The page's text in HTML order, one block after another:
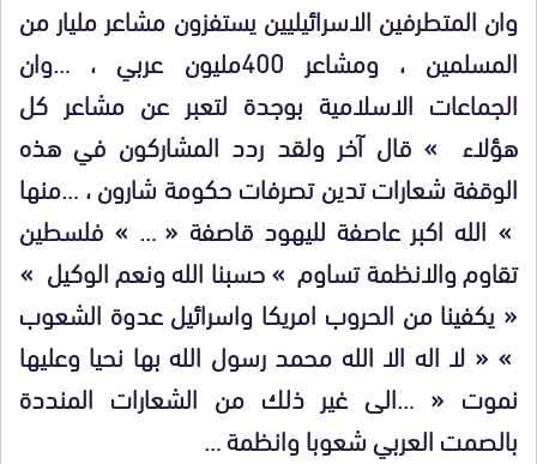
وان المتطرفين الاسرائيليين يستفزون مشاعر مليار من
المسلمين ، ومشاعر 400مليون عربي ، …وان
الجماعات الاسلامية بوجدة لتعبر عن مشاعر كل
هؤلاء » قال آخر ولقد ردد المشاركون في هذه
الوقفة شعارات تدين تصرفات حكومة شارون ، …منها
» الله اكبر عاصفة لليهود قاصفة « … » فلسطين
تقاوم والانظمة تساوم » حسبنا الله ونعم الوكيل »
« يكفينا من الحروب امريكا واسرائيل عدوة الشعوب
» « لا اله الا الله محمد رسول الله بها نحيا وعليها
نموت « …الى غير ذلك من الشعارات المنددة
بالصمت العربي شعوبا وانظمة …